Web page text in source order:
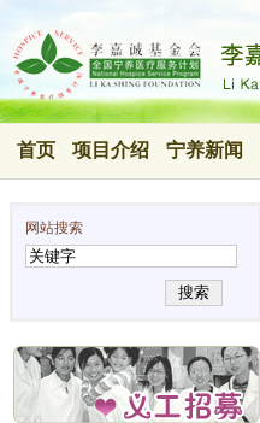
首页 项目介绍 宁养新闻
网站搜索
搜索